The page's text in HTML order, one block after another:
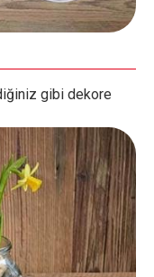
gibi dekore